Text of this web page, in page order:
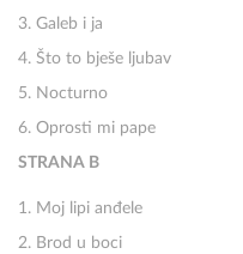
3. Galeb i ja
4. Što to bješe ljubav
5. Nocturno
6. Oprosti mi pape
STRANA B
1. Moj lipi anđele
2. Brod u boci